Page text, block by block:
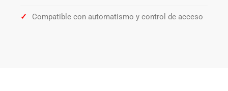
✓ Compatible con automatismo y control de acceso